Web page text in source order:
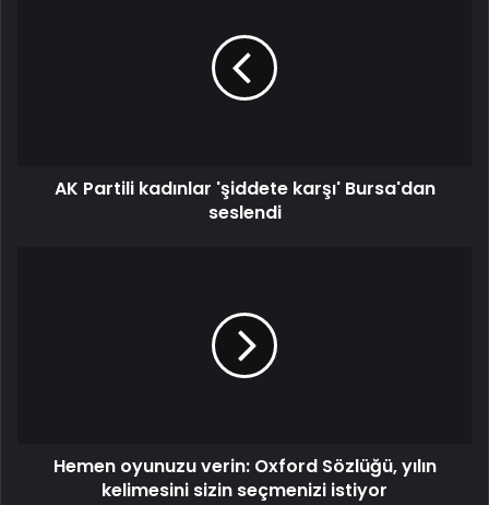
AK Partili kadınlar 'şiddete karşı' Bursa'dan
seslendi
Hemen oyunuzu verin: Oxford Sözlüğü, yılın
kelimesini sizin seçmenizi istiyor